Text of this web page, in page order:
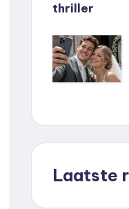
thriller
Laatste